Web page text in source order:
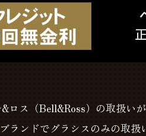
ス（Bell&Ross）の取扱い
ランドでグラシスのみの取扱